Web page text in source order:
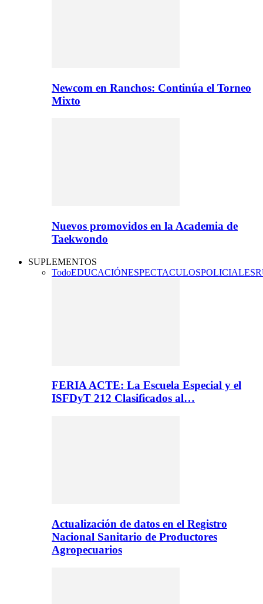
Newcom en Ranchos: Continúa el Torneo
Mixto
Nuevos promovidos en la Academia de
Taekwondo
SUPLEMENTOS
TodoEDUCACIÓNESPECTACULOSPOLICIALES
FERIA ACTE: La Escuela Especial y el
ISFDyT 212 Clasificados al…
Actualización de datos en el Registro
Nacional Sanitario de Productores
Agropecuarios